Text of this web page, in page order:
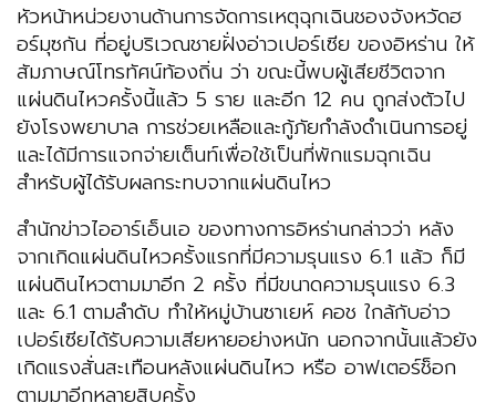
หัวหน้าหน่วยงานด้านการจัดการเหตุฉุกเฉินชองจังหวัดฮ
อร์มุซกัน ที่อยู่บริเวณชายฝั่งอ่าวเปอร์เซีย ของอิหร่าน ให้
สัมภาษณ์โทรทัศน์ท้องถิ่น ว่า ขณะนี้พบผู้เสียชีวิตจาก
แผ่นดินไหวครั้งนี้แล้ว 5 ราย และอีก 12 คน ถูกส่งตัวไป
ยังโรงพยาบาล การช่วยเหลือและกู้ภัยกำลังดำเนินการอยู่
และได้มีการแจกจ่ายเต็นท์เพื่อใช้เป็นที่พักแรมฉุกเฉิน
สำหรับผู้ได้รับผลกระทบจากแผ่นดินไหว
สำนักข่าวไออาร์เอ็นเอ ของทางการอิหร่านกล่าวว่า หลัง
จากเกิดแผ่นดินไหวครั้งแรกที่มีความรุนแรง 6.1 แล้ว ก็มี
แผ่นดินไหวตามมาอีก 2 ครั้ง ที่มีขนาดความรุนแรง 6.3
และ 6.1 ตามลำดับ ทำให้หมู่บ้านซาเยห์ คอช ใกล้กับอ่าว
เปอร์เซียได้รับความเสียหายอย่างหนัก นอกจากนั้นแล้วยัง
เกิดแรงสั่นสะเทือนหลังแผ่นดินไหว หรือ อาฟเตอร์ช็อก
ตามมาอีกหลายสิบครั้ง